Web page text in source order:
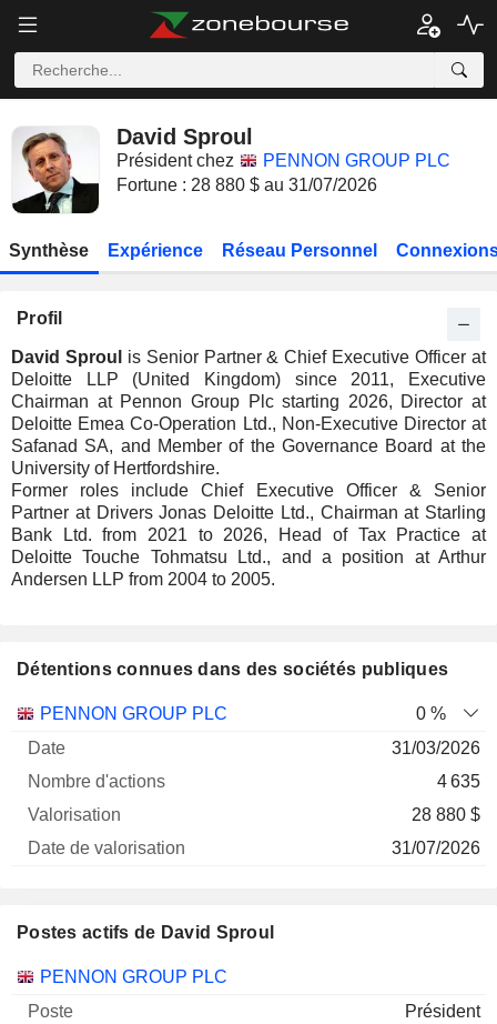
David Sproul
Président chez
PENNON GROUP PLC
Fortune : 28 880 $ au 31/07/2026
Synthèse Expérience Réseau Personnel
Profil
David Sproul
is Senior Partner & Chief Executive Officer at
Deloitte LLP (United Kingdom) since 2011, Executive
Chairman at Pennon Group Plc starting 2026, Director at
Deloitte Emea Co-Operation Ltd., Non-Executive Director at
Safanad SA, and Member of the Governance Board at the
University of Hertfordshire.
Former roles include Chief Executive Officer & Senior
Partner at Drivers Jonas Deloitte Ltd., Chairman at Starling
Bank Ltd. from 2021 to 2026, Head of Tax Practice at
Deloitte Touche Tohmatsu Ltd., and a position at Arthur
Andersen LLP from 2004 to 2005.
Détentions connues dans des sociétés publiques
Nombre
PENNON GROUP PLC
0 %
31/03/2026
4 635
28 880 $
31/07/2026
Postes actifs de David Sproul
Sociétés Poste Début
PENNON GROUP PLC
Président